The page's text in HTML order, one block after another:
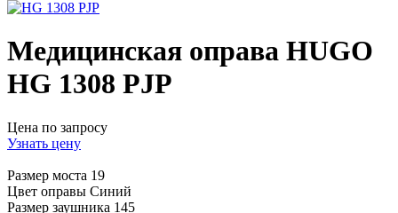
Медицинская оправа HUGO
HG 1308 PJP
Цена по запросу
Узнать цену
Размер моста 19
Цвет оправы Синий
Размер заушника 145